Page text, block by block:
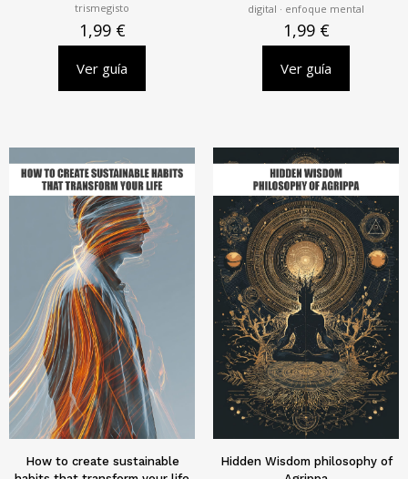
trismegisto
1,99 €
Ver guía
digital · enfoque mental
1,99 €
Ver guía
How to create sustainable
Hidden Wisdom philosophy of